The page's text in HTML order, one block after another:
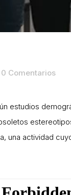
0 Comentarios
estudios
una actividad